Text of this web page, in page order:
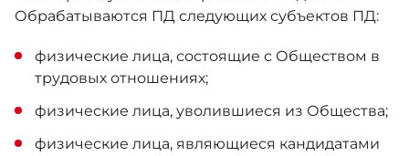
Обрабатываются ПД следующих субъектов ПД:
физические лица, состоящие с Обществом в
трудовых отношениях;
физические лица, уволившиеся из Общества;
физические лица, являющиеся кандидатами